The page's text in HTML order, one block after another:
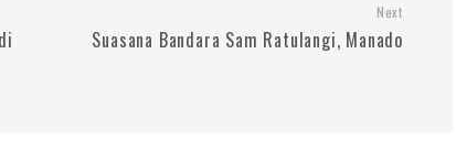
Next
Suasana Bandara Sam Ratulangi, Manado